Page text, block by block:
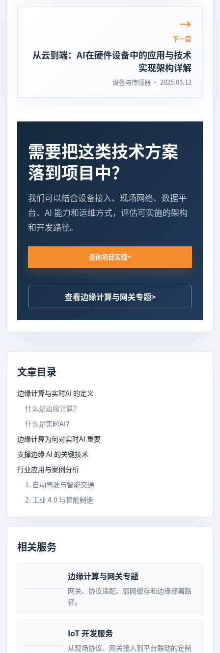
下一篇
从云到端：AI在硬件设备中的应用与技术
实现架构详解
设备与传感器 · 2025.03.12
需要把这类技术方案
落到项目中？
我们可以结合设备接入、现场网络、数据平
台、AI 能力和运维方式，评估可实施的架构
和开发路径。
咨询项目实现
查看边缘计算与网关专题
文章目录
边缘计算与实时AI 的定义
什么是边缘计算？
什么是实时AI？
边缘计算为何对实时AI 重要
支撑边缘 AI 的关键技术
行业应用与案例分析
1. 自动驾驶与智能交通
2. 工业 4.0 与智能制造
相关服务
边缘计算与网关专题
网关、协议适配、弱网缓存和边缘部署路
径。
IoT 开发服务
从现场协议、网关接入到平台联动的定制